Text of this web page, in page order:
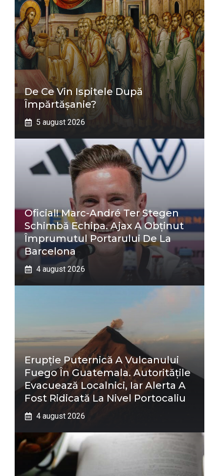
De Ce Vin Ispitele După
Împărtășanie?
5 august 2026
Oficial! Marc-André Ter Stegen
Schimbă Echipa. Ajax A Obținut
Împrumutul Portarului De La
Barcelona
4 august 2026
Erupție Puternică A Vulcanului
Fuego În Guatemala. Autoritățile
Evacuează Localnici, Iar Alerta A
Fost Ridicată La Nivel Portocaliu
4 august 2026